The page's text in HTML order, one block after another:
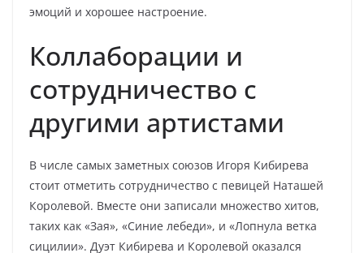
эмоций и хорошее настроение.
Коллаборации и
сотрудничество с
другими артистами
В числе самых заметных союзов Игоря Кибирева
стоит отметить сотрудничество с певицей Наташей
Королевой. Вместе они записали множество хитов,
таких как «Зая», «Синие лебеди», и «Лопнула ветка
сицилии». Дуэт Кибирева и Королевой оказался